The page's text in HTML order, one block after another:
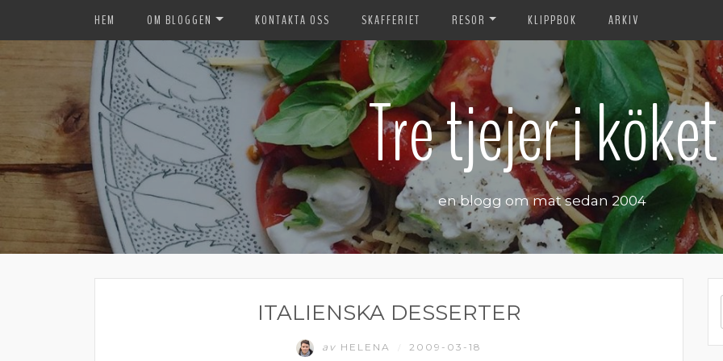
HEM OM BLOGGEN KONTAKTA OSS SKAFFERIET RESOR KLIPPBOK ARKIV
Tre tjejer i köket
en blogg om mat sedan 2004
ITALIENSKA DESSERTER
av HELENA 2009-03-18